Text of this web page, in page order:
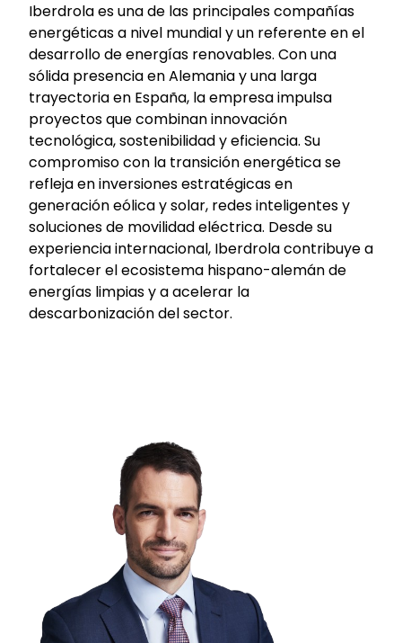
Iberdrola es una de las principales compañías
energéticas a nivel mundial y un referente en el
desarrollo de energías renovables. Con una
sólida presencia en Alemania y una larga
trayectoria en España, la empresa impulsa
proyectos que combinan innovación
tecnológica, sostenibilidad y eficiencia. Su
compromiso con la transición energética se
refleja en inversiones estratégicas en
generación eólica y solar, redes inteligentes y
soluciones de movilidad eléctrica. Desde su
experiencia internacional, Iberdrola contribuye a
fortalecer el ecosistema hispano-alemán de
energías limpias y a acelerar la
descarbonización del sector.